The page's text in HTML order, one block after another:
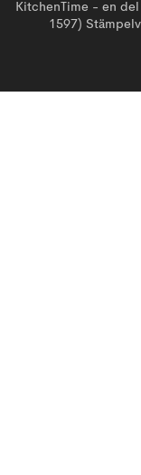
KitchenTime - en
1597)